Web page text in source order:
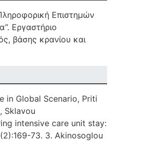
Επιστημών
Εργαστήριο
βάσης κρανίου και
in Global Scenario, Priti
Sklavou
intensive care unit stay:
73. 3. Akinosoglou